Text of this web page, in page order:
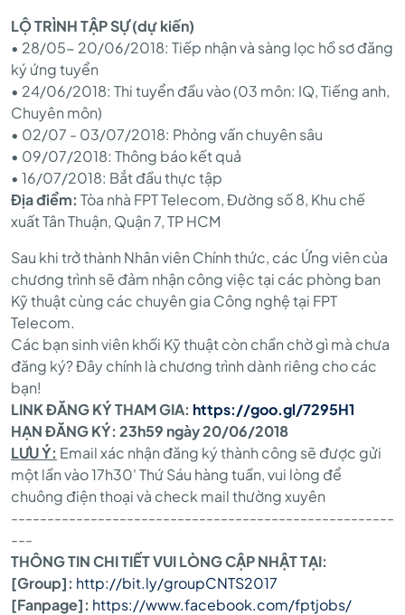
LỘ TRÌNH TẬP SỰ (dự kiến)
• 28/05- 20/06/2018: Tiếp nhận và sàng lọc hồ sơ đăng
ký ứng tuyển
• 24/06/2018: Thi tuyển đầu vào (03 môn: IQ, Tiếng anh,
Chuyên môn)
• 02/07 - 03/07/2018: Phỏng vấn chuyên sâu
• 09/07/2018: Thông báo kết quả
• 16/07/2018: Bắt đầu thực tập
Địa điểm: Tòa nhà FPT Telecom, Đường số 8, Khu chế
xuất Tân Thuận, Quận 7, TP HCM
Sau khi trở thành Nhân viên Chính thức, các Ứng viên của
chương trình sẽ đảm nhận công việc tại các phòng ban
Kỹ thuật cùng các chuyên gia Công nghệ tại FPT
Telecom.
Các bạn sinh viên khối Kỹ thuật còn chần chờ gì mà chưa
đăng ký? Đây chính là chương trình dành riêng cho các
bạn!
LINK ĐĂNG KÝ THAM GIA: https://goo.gl/7295H1
HẠN ĐĂNG KÝ: 23h59 ngày 20/06/2018
LƯU Ý: Email xác nhận đăng ký thành công sẽ được gửi
một lần vào 17h30' Thứ Sáu hàng tuần, vui lòng để
chuông điện thoại và check mail thường xuyên
-----------------------------------------------------
---
THÔNG TIN CHI TIẾT VUI LÒNG CẬP NHẬT TẠI:
[Group]: http://bit.ly/groupCNTS2017
[Fanpage]: https://www.facebook.com/fptjobs/